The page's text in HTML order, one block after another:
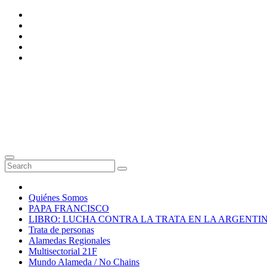
Skip
content
Quiénes Somos
PAPA FRANCISCO
LIBRO: LUCHA CONTRA LA TRATA EN LA
Trata de personas
Alamedas Regionales
Multisectorial 21F
Mundo Alameda / No Chains